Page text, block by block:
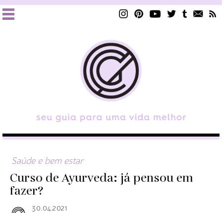
Saúde e bem estar
Curso de Ayurveda: já pensou em
fazer?
30.04.2021